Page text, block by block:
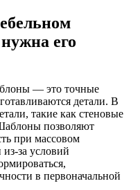
его
— это точные
детали. В
такие как стеновые
позволяют
при массовом
за условий
в первоначальной